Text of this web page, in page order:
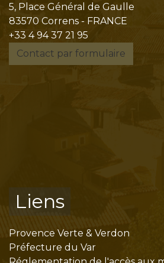
5, Place Général de Gaulle
83570 Correns - FRANCE
+33 4 94 37 21 95
Contact par formulaire
Liens
Provence Verte & Verdon
Préfecture du Var